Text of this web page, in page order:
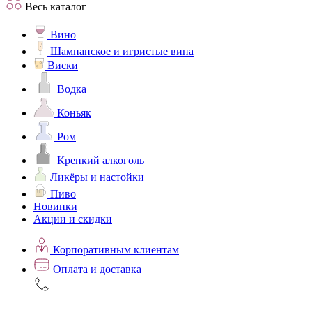
Весь каталог
Вино
Шампанское и игристые вина
Виски
Водка
Коньяк
Ром
Крепкий алкоголь
Ликёры и настойки
Пиво
Новинки
Акции и скидки
Корпоративным клиентам
Оплата и доставка